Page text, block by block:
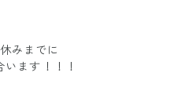
みまでに
ます！！！